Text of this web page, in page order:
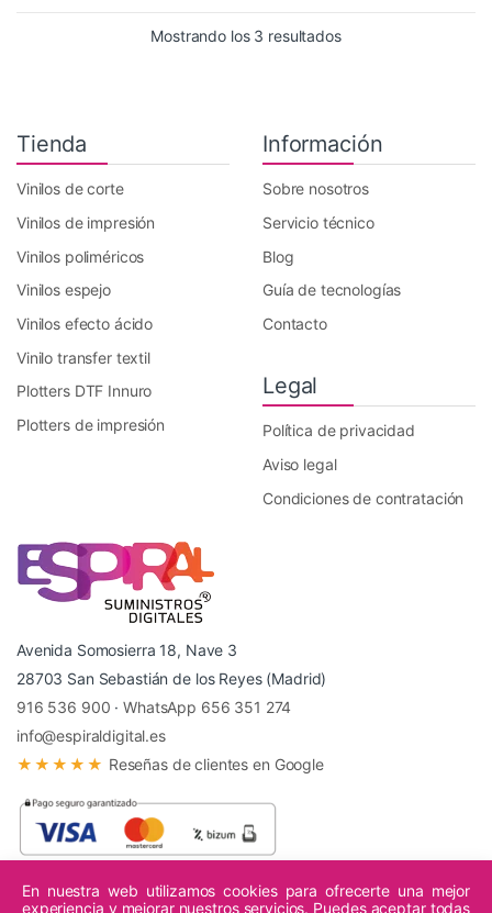
Mostrando los 3 resultadosOrdenado por
Tienda
Vinilos de corte
Vinilos de impresión
Vinilos poliméricos
Vinilos espejo
Vinilos efecto ácido
Vinilo transfer textil
Plotters DTF Innuro
Plotters de impresión
Información
Sobre nosotros
Servicio técnico
Blog
Guía de tecnologías
Contacto
Legal
Política de privacidad
Aviso legal
Condiciones de contratación
Avenida Somosierra 18, Nave 3
28703 San Sebastián de los Reyes (Madrid)
916 536 900 ·WhatsApp 656 351 274
info@espiraldigital.es
★★★★★ Reseñas de clientes en Google
En nuestra web utilizamos cookies para ofrecerte una mejor
experiencia y mejorar nuestros servicios. Puedes aceptar todas